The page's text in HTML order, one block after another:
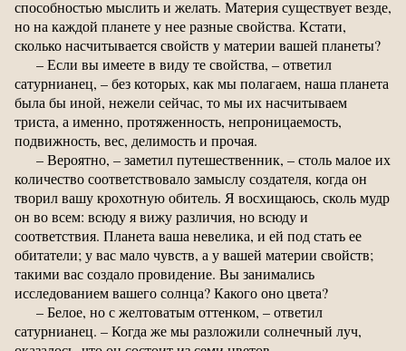
способностью мыслить и желать. Материя существует везде,
но на каждой планете у нее разные свойства. Кстати,
сколько насчитывается свойств у материи вашей планеты?
– Если вы имеете в виду те свойства, – ответил
сатурнианец, – без которых, как мы полагаем, наша планета
была бы иной, нежели сейчас, то мы их насчитываем
триста, а именно, протяженность, непроницаемость,
подвижность, вес, делимость и прочая.
– Вероятно, – заметил путешественник, – столь малое их
количество соответствовало замыслу создателя, когда он
творил вашу крохотную обитель. Я восхищаюсь, сколь мудр
он во всем: всюду я вижу различия, но всюду и
соответствия. Планета ваша невелика, и ей под стать ее
обитатели; у вас мало чувств, а у вашей материи свойств;
такими вас создало провидение. Вы занимались
исследованием вашего солнца? Какого оно цвета?
– Белое, но с желтоватым оттенком, – ответил
сатурнианец. – Когда же мы разложили солнечный луч,